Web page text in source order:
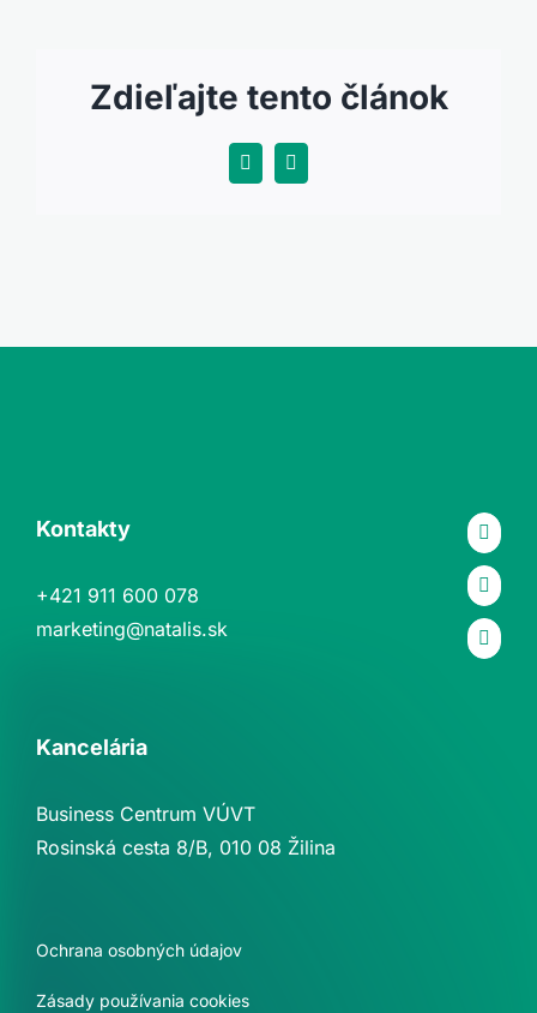
Zdieľajte tento článok
Facebook
X
Kontakty
+421 911 600 078
marketing@natalis.sk
Kancelária
Business Centrum VÚVT
Rosinská cesta 8/B, 010 08 Žilina
Ochrana osobných údajov
Zásady používania cookies